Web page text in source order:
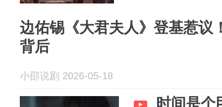
边佑锡《大君夫人》登基惹议
背后
小邵说剧 2026-05-18
时间是个